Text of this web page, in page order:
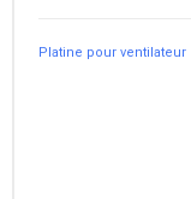
Platine pour ventilateur